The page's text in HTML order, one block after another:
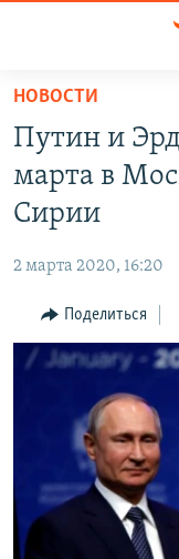
Вернуться
основному
содержанию
Вернутся
главной
навигации
Вернутся
поиску
КАЗАХСТАН
ТАДЖИКИСТАН
НОВОСТИ
ВОЙНА В УКРАИНЕ
ҚАЗАҚША
КЫРГЫЗЧА
ЎЗБЕКЧА
TÜRKMENÇE
Все сайты РСЕ/
НОВОСТИ
Путин и
марта в
Сирии
2 марта 2020, 16:20
Поделиться